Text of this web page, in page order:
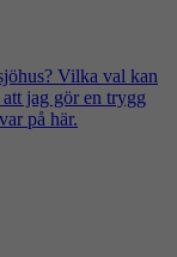
Vilka val kan
jag gör en trygg
på här.